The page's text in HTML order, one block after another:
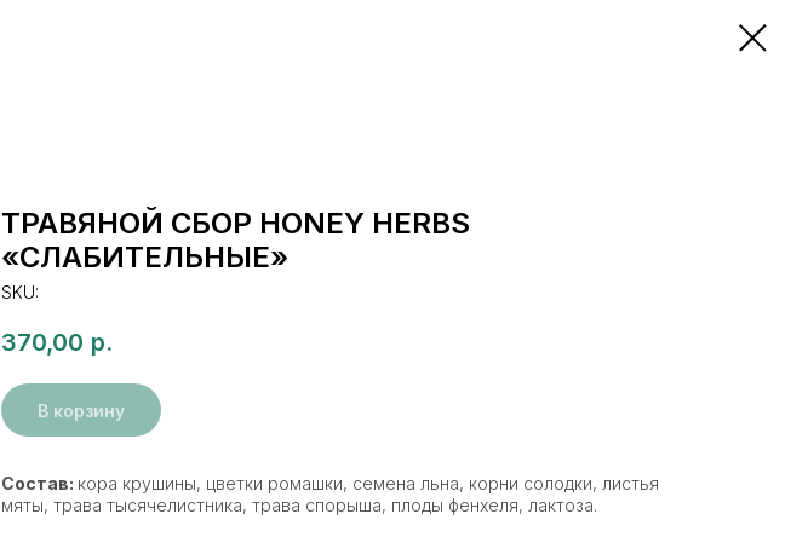
ТРАВЯНОЙ СБОР HONEY HERBS
«СЛАБИТЕЛЬНЫЕ»
SKU:
370,00 р.
В корзину
Состав: кора крушины, цветки ромашки, семена льна, корни солодки, листья
мяты, трава тысячелистника, трава спорыша, плоды фенхеля, лактоза.